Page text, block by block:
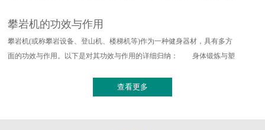
攀岩机的功效与作用
岩机(或称攀岩设备、登山机、楼梯机等)作为一种健身器材，具有多方
面的功效与作用。以下是对其功效与作用的详细归纳： 身体锻炼与塑
查看更多